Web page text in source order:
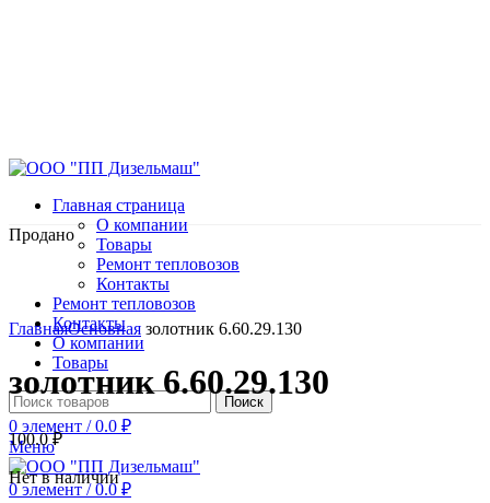
Главная страница
О компании
Товары
Ремонт тепловозов
Контакты
Ремонт тепловозов
Контакты
О компании
Товары
Поиск
0 элемент / 0.0 ₽
Меню
0элемент / 0.0₽
Продано
Нажмите, чтобы увеличить
ГлавнаяОсновная золотник 6.60.29.130
золотник 6.60.29.130
100.0₽
Нет в наличии